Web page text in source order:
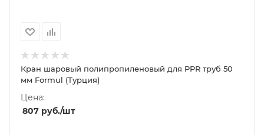
Кран шаровый полипропиленовый для PPR труб 50
мм Formul (Турция)
Цена:
807 руб./шт